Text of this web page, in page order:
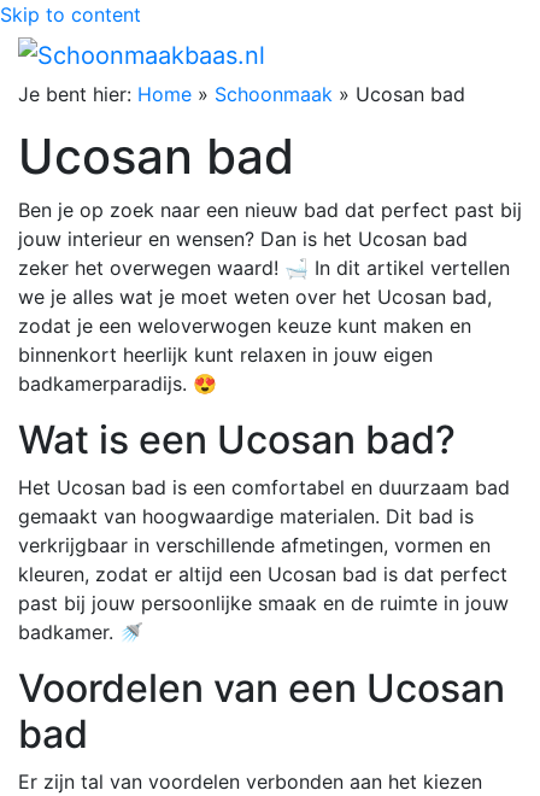
Skip to content
Je bent hier: Home » Schoonmaak » Ucosan bad
Ucosan bad
Ben je op zoek naar een nieuw bad dat perfect past bij
jouw interieur en wensen? Dan is het Ucosan bad
zeker het overwegen waard! 🛁 In dit artikel vertellen
we je alles wat je moet weten over het Ucosan bad,
zodat je een weloverwogen keuze kunt maken en
binnenkort heerlijk kunt relaxen in jouw eigen
badkamerparadijs. 😍
Wat is een Ucosan bad?
Het Ucosan bad is een comfortabel en duurzaam bad
gemaakt van hoogwaardige materialen. Dit bad is
verkrijgbaar in verschillende afmetingen, vormen en
kleuren, zodat er altijd een Ucosan bad is dat perfect
past bij jouw persoonlijke smaak en de ruimte in jouw
badkamer. 🚿
Voordelen van een Ucosan
bad
Er zijn tal van voordelen verbonden aan het kiezen